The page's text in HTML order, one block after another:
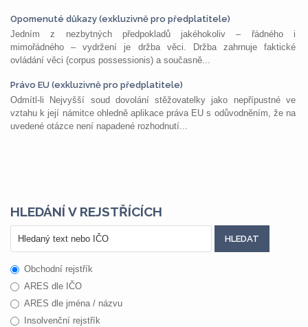
Opomenuté důkazy (exkluzivně pro předplatitele)
Jedním z nezbytných předpokladů jakéhokoliv – řádného i
mimořádného – vydržení je držba věci. Držba zahrnuje faktické
ovládání věci (corpus possessionis) a současně...
Právo EU (exkluzivně pro předplatitele)
Odmítl-li Nejvyšší soud dovolání stěžovatelky jako nepřípustné ve
vztahu k její námitce ohledně aplikace práva EU s odůvodněním, že na
uvedené otázce není napadené rozhodnutí...
HLEDÁNÍ V REJSTŘÍCÍCH
Obchodní rejstřík
ARES dle IČO
ARES dle jména / názvu
Insolvenční rejstřík